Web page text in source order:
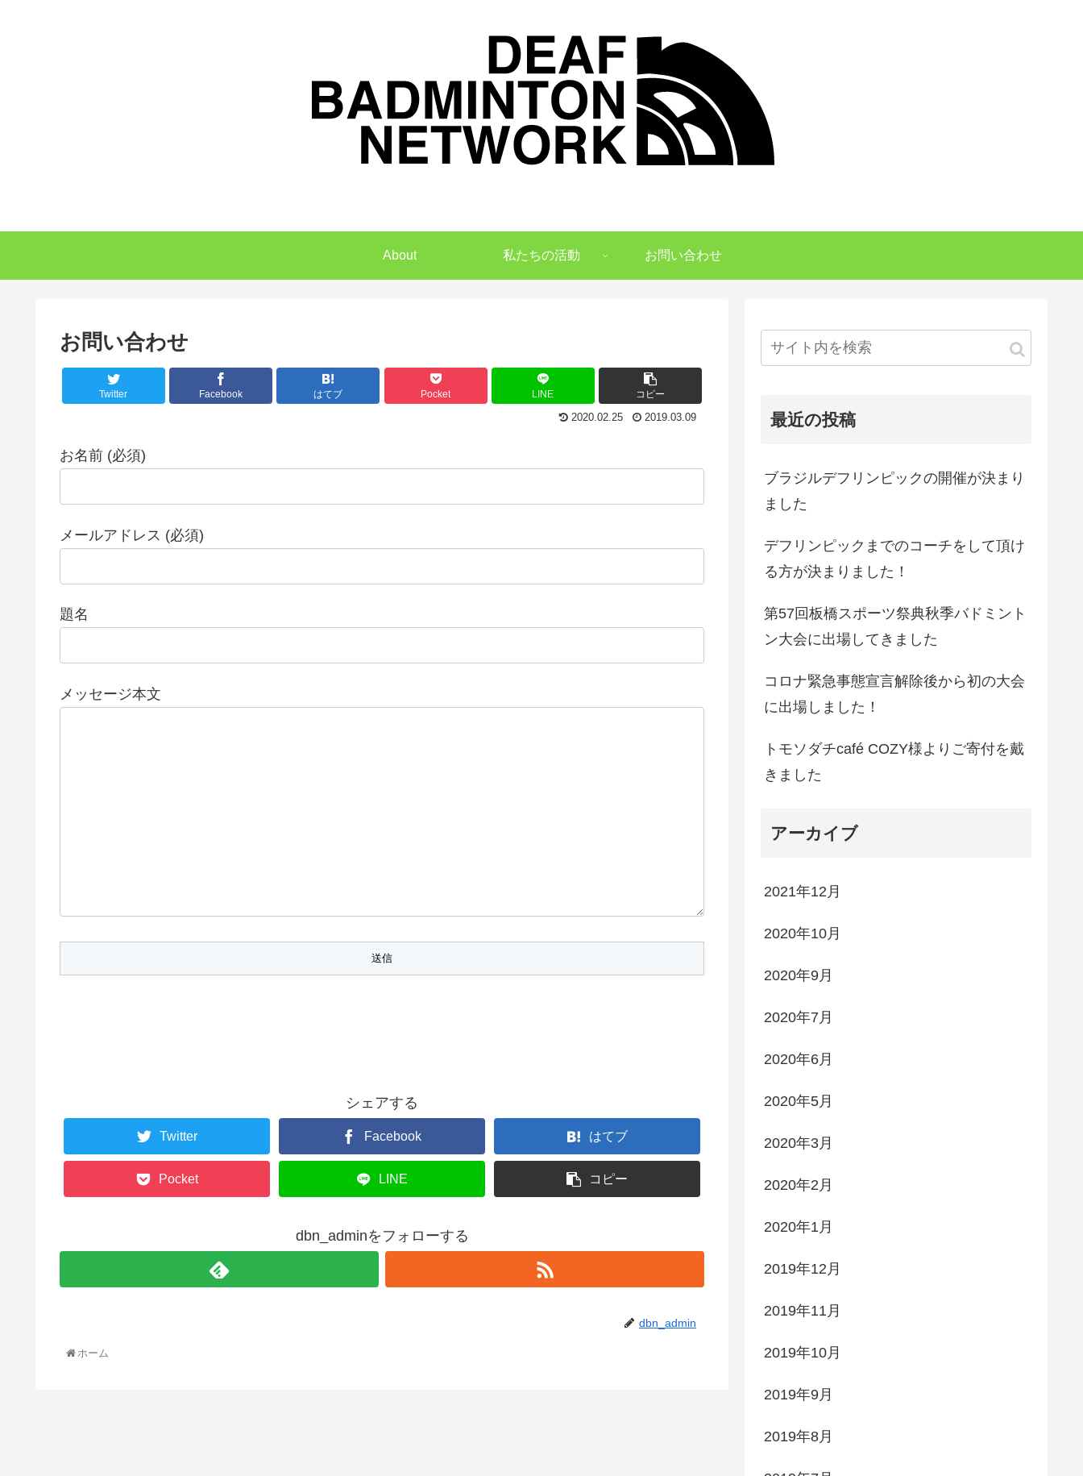
About 私たちの活動 お問い合わせ
お問い合わせ
Twitter Facebook はてブ Pocket LINE コピー
2020.02.25 2019.03.09
お名前 (必須)
メールアドレス (必須)
題名
メッセージ本文
シェアする
Twitter Facebook はてブ
Pocket LINE コピー
dbn_adminをフォローする
dbn_admin
ホーム
最近の投稿
ブラジルデフリンピックの開催が決まり
ました
デフリンピックまでのコーチをして頂け
る方が決まりました！
第57回板橋スポーツ祭典秋季バドミント
ン大会に出場してきました
コロナ緊急事態宣言解除後から初の大会
に出場しました！
トモソダチcafé COZY様よりご寄付を戴
きました
アーカイブ
2021年12月
2020年10月
2020年9月
2020年7月
2020年6月
2020年5月
2020年3月
2020年2月
2020年1月
2019年12月
2019年11月
2019年10月
2019年9月
2019年8月